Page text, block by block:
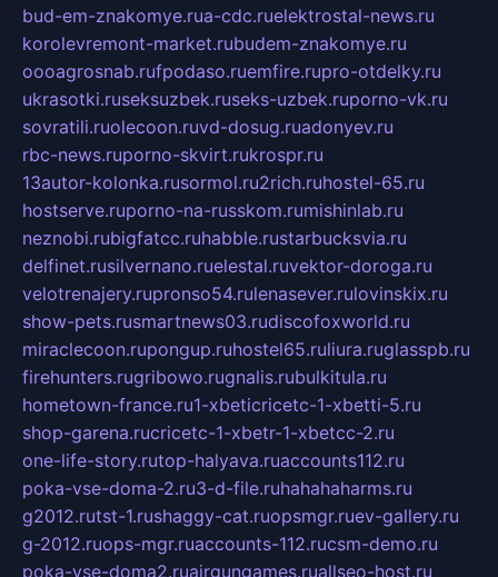
bud-em-znakomye.rua-cdc.ruelektrostal-news.ru
korolevremont-market.rubudem-znakomye.ru
oooagrosnab.rufpodaso.ruemfire.rupro-otdelky.ru
ukrasotki.ruseksuzbek.ruseks-uzbek.ruporno-vk.ru
sovratili.ruolecoon.ruvd-dosug.ruadonyev.ru
rbc-news.ruporno-skvirt.rukrospr.ru
13autor-kolonka.rusormol.ru2rich.ruhostel-65.ru
hostserve.ruporno-na-russkom.rumishinlab.ru
neznobi.rubigfatcc.ruhabble.rustarbucksvia.ru
delfinet.rusilvernano.ruelestal.ruvektor-doroga.ru
velotrenajery.rupronso54.rulenasever.rulovinskix.ru
show-pets.rusmartnews03.rudiscofoxworld.ru
miraclecoon.rupongup.ruhostel65.ruliura.ruglasspb.ru
firehunters.rugribowo.rugnalis.rubulkitula.ru
hometown-france.ru1-xbeticricetc-1-xbetti-5.ru
shop-garena.rucricetc-1-xbetr-1-xbetcc-2.ru
one-life-story.rutop-halyava.ruaccounts112.ru
poka-vse-doma-2.ru3-d-file.ruhahahaharms.ru
g2012.rutst-1.rushaggy-cat.ruopsmgr.ruev-gallery.ru
g-2012.ruops-mgr.ruaccounts-112.rucsm-demo.ru
poka-vse-doma2.ruairgungames.ruallseo-host.ru